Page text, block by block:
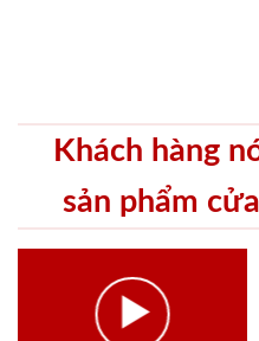
Khách hàng
sản phẩm